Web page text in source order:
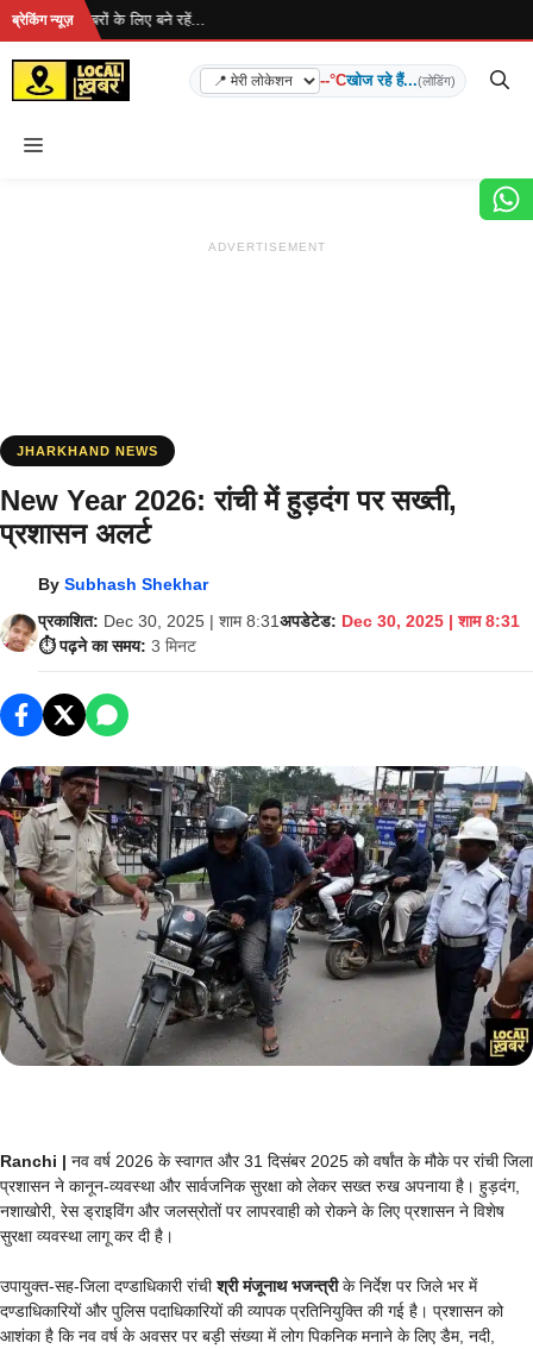
Skip
content
ब्रेकिंग न्यूज़
है... ताज़ा खबरों के लिए बने रहें...
--°Cखोज रहे हैं...(लोडिंग)
Menu
ADVERTISEMENT
JHARKHAND NEWS
New Year 2026: रांची में हुड़दंग पर सख्ती,
प्रशासन अलर्ट
BySubhash Shekhar
प्रकाशित: Dec 30, 2025 | शाम 8:31अपडेटेड: Dec 30, 2025 | शाम 8:31
⏱️ पढ़ने का समय: 3 मिनट
Ranchi | नव वर्ष 2026 के स्वागत और 31 दिसंबर 2025 को वर्षांत के मौके पर रांची जिला
प्रशासन ने कानून-व्यवस्था और सार्वजनिक सुरक्षा को लेकर सख्त रुख अपनाया है। हुड़दंग,
नशाखोरी, रेस ड्राइविंग और जलस्रोतों पर लापरवाही को रोकने के लिए प्रशासन ने विशेष
सुरक्षा व्यवस्था लागू कर दी है।
उपायुक्त-सह-जिला दण्डाधिकारी रांचीश्री मंजूनाथ भजन्त्रीके निर्देश पर जिले भर में
दण्डाधिकारियों और पुलिस पदाधिकारियों की व्यापक प्रतिनियुक्ति की गई है। प्रशासन को
आशंका है कि नव वर्ष के अवसर पर बड़ी संख्या में लोग पिकनिक मनाने के लिए डैम, नदी,